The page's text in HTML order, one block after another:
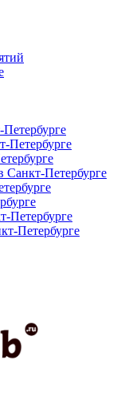
Петербурге
Санкт-Петербурге
Петербурге
Петербурге